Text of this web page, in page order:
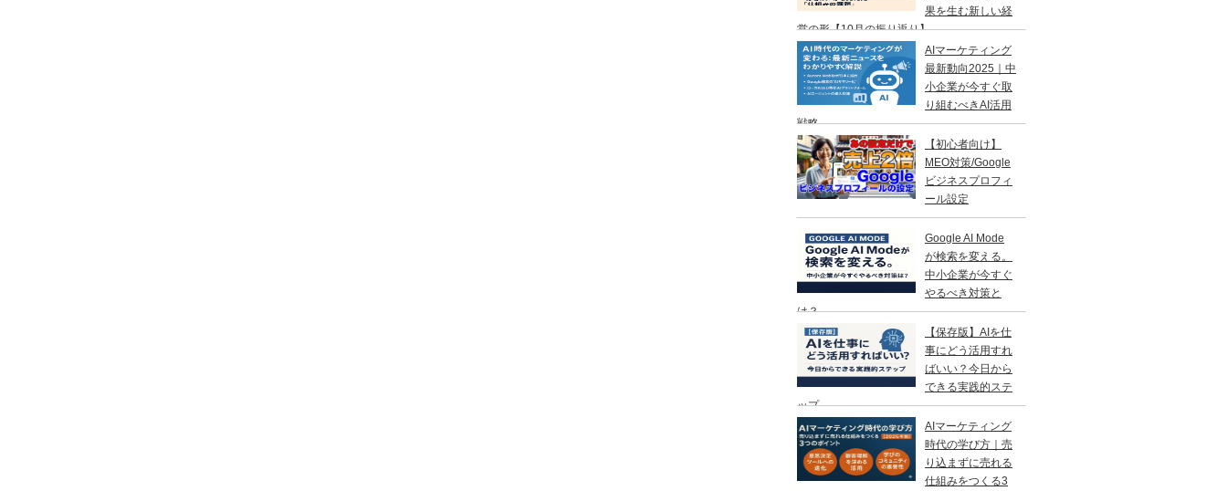
果を生む新しい経
営の形【10月の振り返り】
AIマーケティング
最新動向2025｜中
小企業が今すぐ取
り組むべきAI活用
戦略
【初心者向け】
MEO対策/Google
ビジネスプロフィ
ール設定
Google AI Mode
が検索を変える。
中小企業が今すぐ
やるべき対策と
は？
【保存版】AIを仕
事にどう活用すれ
ばいい？今日から
できる実践的ステ
ップ
AIマーケティング
時代の学び方｜売
り込まずに売れる
仕組みをつくる3